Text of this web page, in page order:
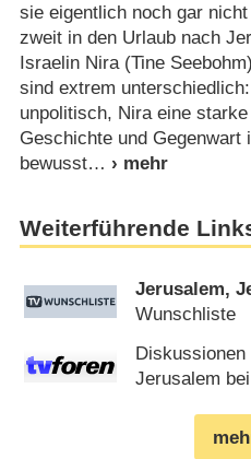
sie eigentlich noch gar
zweit in den Urlaub nach
Israelin Nira (Tine
sind extrem
unpolitisch, Nira eine
Geschichte und Gegenwart
bewusst
Weiterführende
Jerusalem,
Wunschliste
Jerusalem